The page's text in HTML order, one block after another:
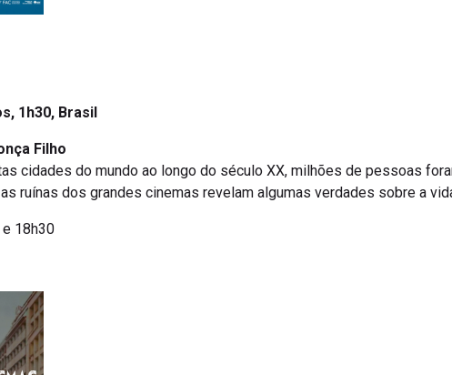
1h30, Brasil
Filho
cidades do mundo ao longo do século XX, milhões de pessoas
ruínas dos grandes cinemas revelam algumas verdades sobre a
18h30